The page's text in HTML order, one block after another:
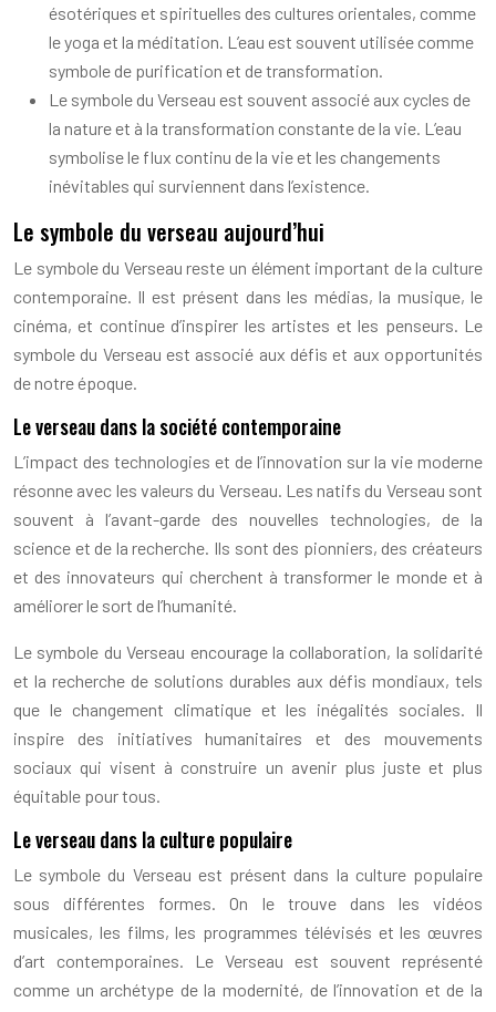
ésotériques et spirituelles des cultures orientales, comme
le yoga et la méditation. L’eau est souvent utilisée comme
symbole de purification et de transformation.
Le symbole du Verseau est souvent associé aux cycles de
la nature et à la transformation constante de la vie. L’eau
symbolise le flux continu de la vie et les changements
inévitables qui surviennent dans l’existence.
Le symbole du verseau aujourd’hui
Le symbole du Verseau reste un élément important de la culture
contemporaine. Il est présent dans les médias, la musique, le
cinéma, et continue d’inspirer les artistes et les penseurs. Le
symbole du Verseau est associé aux défis et aux opportunités
de notre époque.
Le verseau dans la société contemporaine
L’impact des technologies et de l’innovation sur la vie moderne
résonne avec les valeurs du Verseau. Les natifs du Verseau sont
souvent à l’avant-garde des nouvelles technologies, de la
science et de la recherche. Ils sont des pionniers, des créateurs
et des innovateurs qui cherchent à transformer le monde et à
améliorer le sort de l’humanité.
Le symbole du Verseau encourage la collaboration, la solidarité
et la recherche de solutions durables aux défis mondiaux, tels
que le changement climatique et les inégalités sociales. Il
inspire des initiatives humanitaires et des mouvements
sociaux qui visent à construire un avenir plus juste et plus
équitable pour tous.
Le verseau dans la culture populaire
Le symbole du Verseau est présent dans la culture populaire
sous différentes formes. On le trouve dans les vidéos
musicales, les films, les programmes télévisés et les œuvres
d’art contemporaines. Le Verseau est souvent représenté
comme un archétype de la modernité, de l’innovation et de la